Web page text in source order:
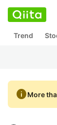
Trend
infoMore